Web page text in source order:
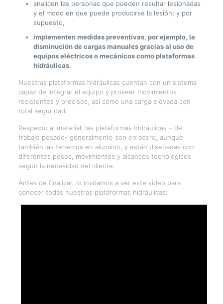
analicen las personas que pueden resultar lesionadas
y el modo en que puede producirse la lesión; y por
supuesto,
implementen medidas preventivas, por ejemplo, la
disminución de cargas manuales gracias al uso de
equipos eléctricos o mecánicos como plataformas
hidráulicas.
Nuestras plataformas hidráulicas cuentan con un sistema
capaz de integrar el equipo y proveer movimientos
resistentes y precisos, así como una carga elevada con
total seguridad.
Respecto al material, las plataformas hidráulicas – de
trabajo pesado- generalmente son en acero, aunque
también las tenemos en aluminio, y están diseñadas con
diferentes pesos, movimientos y alcances tecnológicos
según la necesidad del cliente.
Antes de finalizar, lo invitamos a ver este video para
conocer todas nuestras plataformas hidráulicas: